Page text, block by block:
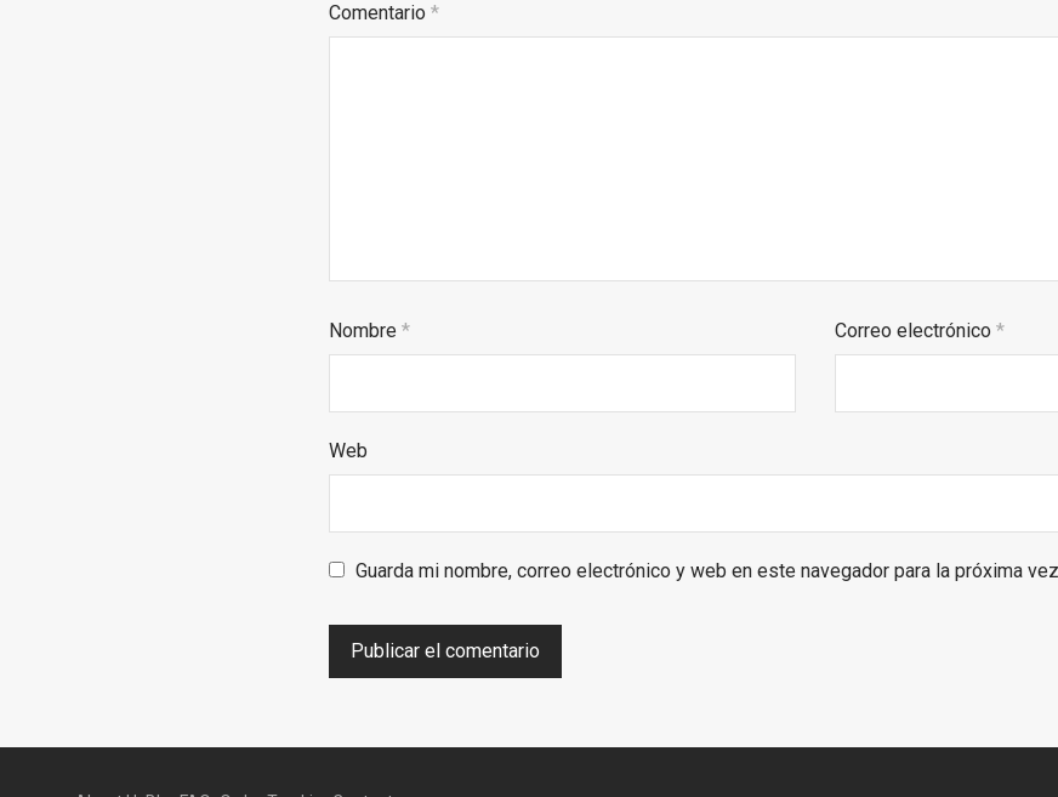
Comentario *
Nombre * Correo electrónico*
Web
Guarda mi nombre, correo electrónico y web en este navegador para la próxima